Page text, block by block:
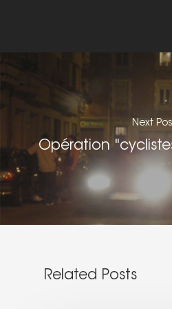
Next
Opération
Related Posts